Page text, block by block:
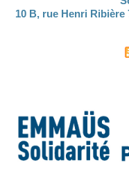
10 B, rue Henri Ribière